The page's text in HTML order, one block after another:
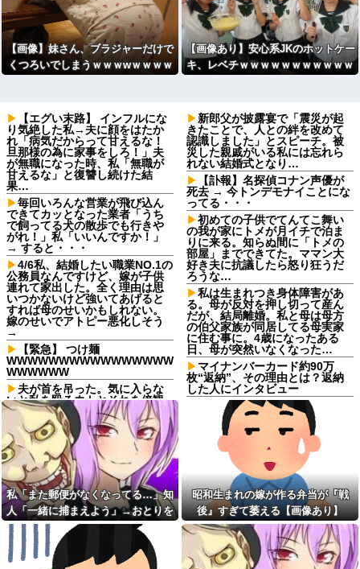
【画像】妹さん、ブラジャーだけで
くつろいでしまうｗｗｗwｗｗｗｗ
【画像あり】安心系JKのホットケー
キ、レベチｗｗｗｗｗｗｗｗｗｗｗ
【エグい末路】 インフルにな
り気絶した私→夫に顔をはたか
れ「病気だからって甘えるな！
旦那様の為に家事をしろ！」夫
が無職になった時、私「無職が
甘えるな」と復讐し続けた結
果…
毎回いろんな営業が飛び込ん
できてカッとなった業者「うち
で飼ってる犬の散歩でも行きや
がれ！」私「いいんですか！」
→ すると・・・
4/6私、結婚したい職業NO.1の
公務員なんですけど、嫁が子供
連れて家出した。全く理由は思
いつかないけど強いてあげると
すれば母のせいかもしれない。
嫁のせいでアトピー悪化しそう
→
【緊急】 つけ麺
WWWWWWWWWWWWWWWW
WWWWWW
夫が首を吊った。気に入らな
いと私を殴るウトとそれを傍観
するトメに生活費をくれない
夫…地獄の義実家をでて離婚し
ようとしたら…夫にはとんでも
ない秘密があった
毎日可愛くて美人だと言って
くれる夫。いつフィルターが外
れて私がただのデブスおばさん
だと気付いてしまうのか恐ろし
くなった
昭和生まれの嫁が作る弁当が
『戦後』すぎて萎える【画像あ
り】
予約していた美容室が臨時休
新郎父が披露宴で「震災が起
きたことで、人との絆を改めて
認識しました」とスピーチ。被
災した親戚がいる私には忘れら
れない結婚式となり…
【訃報】名探偵コナン声優が
死去 → 今トンデモナイことにな
ってる・・・
初めての子供でてんてこ舞い
の我が家にトメが月イチで泊ま
りに来る。知らぬ間に「トメの
部屋」までできてた。ママン大
好き夫に抗議したら怒り狂うだ
ろうな…
私は生まれつき身体障害があ
る。母が反対を押し切って産ん
だが、結局離婚。私と母は母方
の伯父家族が同居してる母実家
に住む事に。4歳になったある
日、母が突然いなくなった…
マイナンバーカード約90万
枚“返納”、その理由とは？返納
した人にインタビュー
【にじさんじ】叶の歌声が響
き渡る！2nd LIVE「孤独 -
solitude-」：樋口楓 剣持刀也
椎名唯華 三枝明那 加賀美ハヤト
星川サラ 小柳ロウ
僕ハイエース乗り、パチンコ
屋の駐車場にいるけど隣に停め
たらおっさんがぶち切れてき
た…他
バス停で知り合った料理上手
なご婦人から絶品手料理をお裾
分け。仲良くしていたが家に上
がろうとするご婦人が娘に放っ
た『失礼すぎる一言』に絶句←
私「また郵便がなくなってる…」知
人「一緒に捕まえよう」→おとりを
仕掛けたら泥奥がまんまと引っかか
昭和生まれの嫁が作る弁当が『戦
後』すぎて萎える【画像あり】